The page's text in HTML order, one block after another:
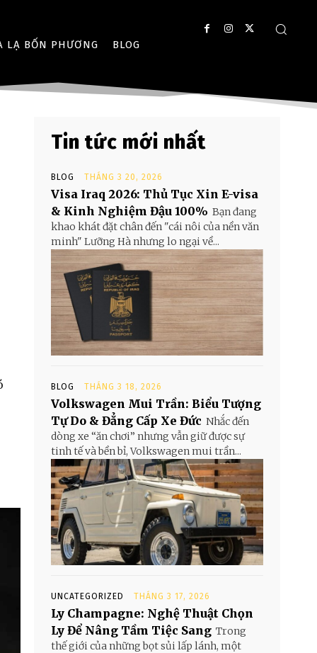
LẠ BỐN PHƯƠNG BLOG
Tin tức mới nhất
BLOG THÁNG 3 20, 2026
Visa Iraq 2026: Thủ Tục Xin E-visa
& Kinh Nghiệm Đậu 100% Bạn đang
khao khát đặt chân đến "cái nôi của nền văn
minh" Lưỡng Hà nhưng lo ngại về...
BLOG THÁNG 3 18, 2026
Volkswagen Mui Trần: Biểu Tượng
Tự Do & Đẳng Cấp Xe Đức Nhắc đến
dòng xe “ăn chơi” nhưng vẫn giữ được sự
tinh tế và bền bỉ, Volkswagen mui trần...
UNCATEGORIZED THÁNG 3 17, 2026
Ly Champagne: Nghệ Thuật Chọn
Ly Để Nâng Tầm Tiệc Sang Trong
thế giới của những bọt sủi lấp lánh, một